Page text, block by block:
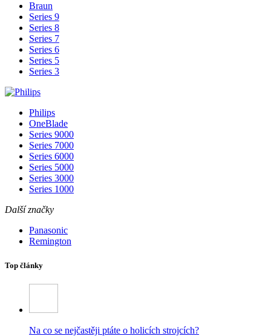
Braun
Series 9
Series 8
Series 7
Series 6
Series 5
Series 3
Philips
OneBlade
Series 9000
Series 7000
Series 6000
Series 5000
Series 3000
Series 1000
Další značky
Panasonic
Remington
Top články
Na co se nejčastěji ptáte o holicích strojcích?